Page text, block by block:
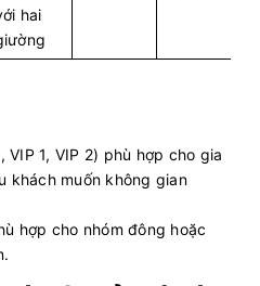
hai
VIP 1, VIP 2) phù hợp cho gia
khách muốn không gian
hợp cho nhóm đông hoặc